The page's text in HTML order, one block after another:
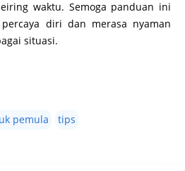
waktu. Semoga panduan ini
diri dan merasa nyaman
situasi.
pemula tips